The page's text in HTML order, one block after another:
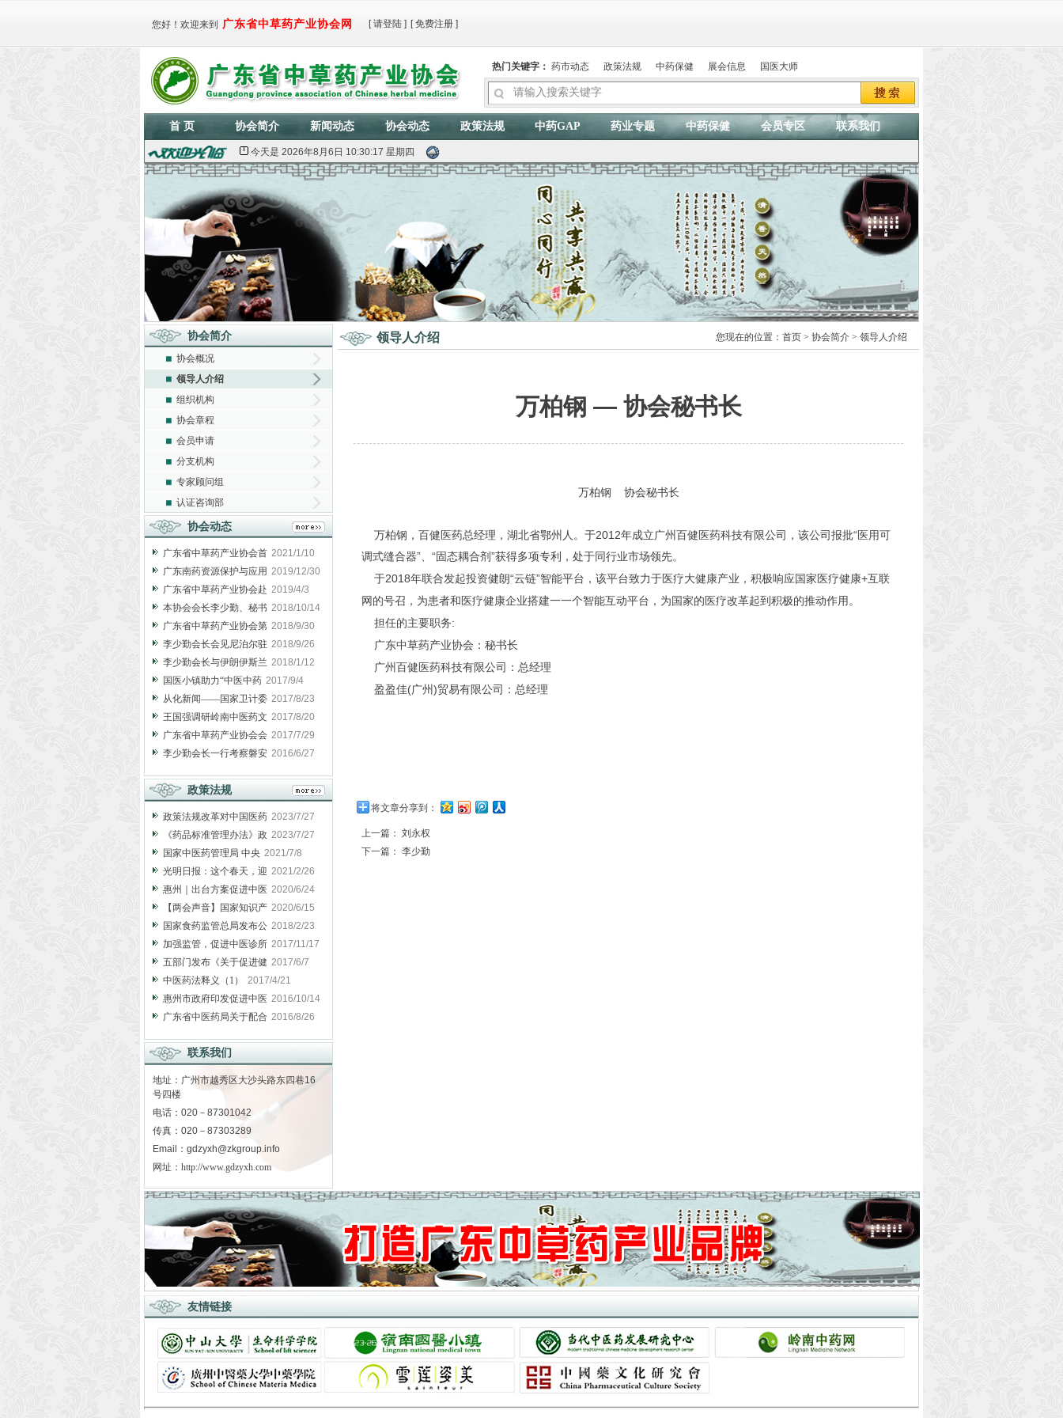
您好！欢迎来到 广东省中草药产业协会网 [ 请登陆 ] [ 免费注册 ]
热门关键字： 药市动态 政策法规 中药保健 展会信息 国医大师
首 页 协会简介 新闻动态 协会动态 政策法规 中药GAP 药业专题 中药保健 会员专区 联系我们
今天是2026年8月6日 10:30:18 星期四
协会简介
协会概况
领导人介绍
组织机构
协会章程
会员申请
分支机构
专家顾问组
认证咨询部
协会动态
广东省中草药产业协会首 2021/1/10
广东南药资源保护与应用 2019/12/30
广东省中草药产业协会赴 2019/4/3
本协会会长李少勤、秘书 2018/10/14
广东省中草药产业协会第 2018/9/30
李少勤会长会见尼泊尔驻 2018/9/26
李少勤会长与伊朗伊斯兰 2018/1/12
国医小镇助力“中医中药 2017/9/4
从化新闻——国家卫计委 2017/8/23
王国强调研岭南中医药文 2017/8/20
广东省中草药产业协会会 2017/7/29
李少勤会长一行考察磐安 2016/6/27
政策法规
政策法规改革对中国医药 2023/7/27
《药品标准管理办法》政 2023/7/27
国家中医药管理局 中央 2021/7/8
光明日报：这个春天，迎 2021/2/26
惠州｜出台方案促进中医 2020/6/24
【两会声音】国家知识产 2020/6/15
国家食药监管总局发布公 2018/2/23
加强监管，促进中医诊所 2017/11/17
五部门发布《关于促进健 2017/6/7
中医药法释义（1）
2017/4/21
惠州市政府印发促进中医 2016/10/14
广东省中医药局关于配合 2016/8/26
联系我们
地址：广州市越秀区大沙头路东四巷16
号四楼
电话：020－87301042
传真：020－87303289
Email：gdzyxh@zkgroup.info
网址： http://www.gdzyxh.com
领导人介绍 您现在的位置： 首页 > 协会简介 > 领导人介绍
万柏钢 — 协会秘书长
万柏钢 协会秘书长
万柏钢，百健医药总经理，湖北省鄂州人。于2012年成立广州百健医药科技有限公司，该公司报批“医用可
调式缝合器”、“固态耦合剂”获得多项专利，处于同行业市场领先。
于2018年联合发起投资健朗“云链”智能平台，该平台致力于医疗大健康产业，积极响应国家医疗健康+互联
网的号召，为患者和医疗健康企业搭建一一个智能互动平台，为国家的医疗改革起到积极的推动作用。
担任的主要职务:
广东中草药产业协会：秘书长
广州百健医药科技有限公司：总经理
盈盈佳(广州)贸易有限公司：总经理
将文章分享到：
上一篇： 刘永权
下一篇： 李少勤
友情链接